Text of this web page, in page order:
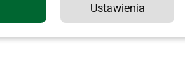
Ustawienia